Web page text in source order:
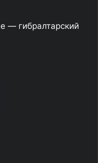
— гибралтарский